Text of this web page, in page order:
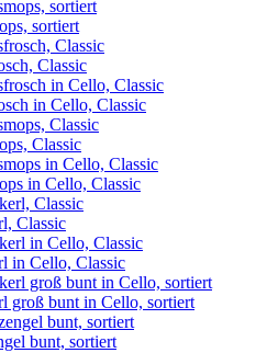
sortiert
Classic
in Cello, Classic
Classic
in Cello, Classic
Classic
in Cello, Classic
groß bunt in Cello, sortiert
bunt, sortiert